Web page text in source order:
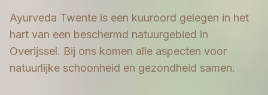
Ayurveda Twente is een kuuroord gelegen in het
hart van een beschermd natuurgebied in
Overijssel. Bij ons komen alle aspecten voor
natuurlijke schoonheid en gezondheid samen.